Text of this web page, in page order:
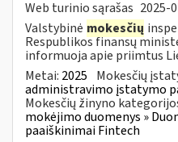
Web turinio sąrašas 2025-
Valstybinė mokesčių
Respublikos finansų
informuoja apie priimtus
Metai: 2025 Mokesčių
administravimo įstatymo
Mokesčių žinyno
mokėjimo duomenys »
paaiškinimai Fintech